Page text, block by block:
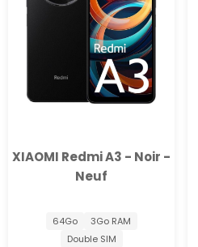
XIAOMI Redmi A3 - Noir -
Neuf
64Go
3Go RAM
Double SIM